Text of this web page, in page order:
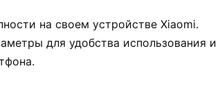
на своем устройстве Xiaomi.
для удобства использования и